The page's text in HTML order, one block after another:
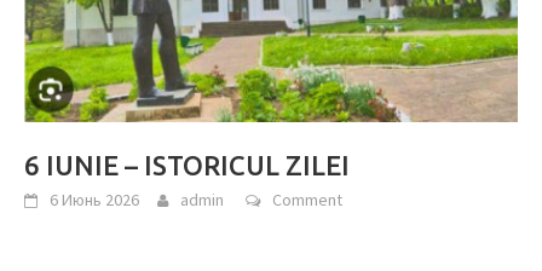
6 IUNIE – ISTORICUL ZILEI
6 Июнь 2026 admin Comment